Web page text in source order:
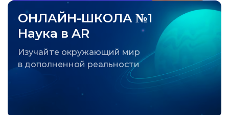
ОНЛАЙН-ШКОЛА №1
Наука в AR
Изучайте окружающий мир
в дополненной реальности